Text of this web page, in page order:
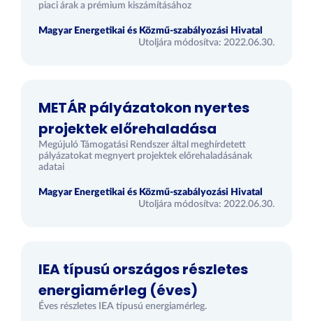
piaci árak a prémium kiszámításához
Magyar Energetikai és Közmű-szabályozási Hivatal
Utoljára módosítva: 2022.06.30.
METÁR pályázatokon nyertes
projektek előrehaladása
Megújuló Támogatási Rendszer által meghírdetett
pályázatokat megnyert projektek előrehaladásának
adatai
Magyar Energetikai és Közmű-szabályozási Hivatal
Utoljára módosítva: 2022.06.30.
IEA típusú országos részletes
energiamérleg (éves)
Éves részletes IEA típusú energiamérleg.